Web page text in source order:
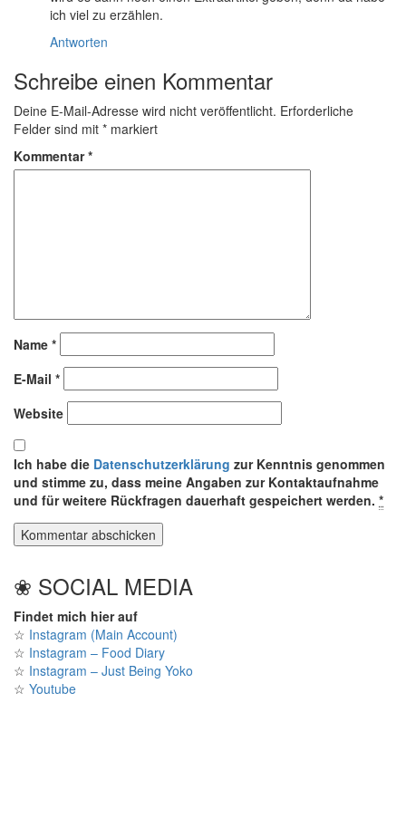
ich viel zu erzählen.
Antworten
Schreibe einen Kommentar
Deine E-Mail-Adresse wird nicht veröffentlicht. Erforderliche
Felder sind mit * markiert
Kommentar*
Name *
E-Mail *
Website
Ich habe die Datenschutzerklärung zur Kenntnis genommen
und stimme zu, dass meine Angaben zur Kontaktaufnahme
und für weitere Rückfragen dauerhaft gespeichert werden. *
❀ SOCIAL MEDIA
Findet mich hier auf
☆ Instagram (Main Account)
☆ Instagram – Food Diary
☆ Instagram – Just Being Yoko
☆ Youtube